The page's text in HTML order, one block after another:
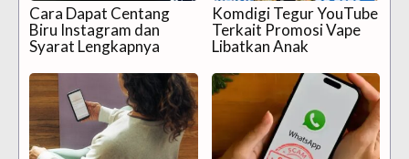
Cara Dapat Centang
Biru Instagram dan
Syarat Lengkapnya
Komdigi Tegur YouTube
Terkait Promosi Vape
Libatkan Anak